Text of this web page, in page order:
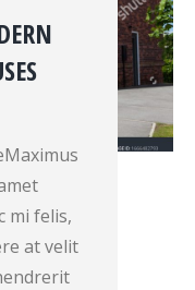
mi felis,
at velit